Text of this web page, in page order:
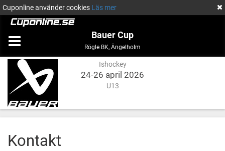
Cuponline använder cookies Läs mer
Bauer Cup
Rögle BK, Ishockey
ÄngelholmÄngelholm
Ishockey
24-26 april 2026
U13
Kontakt